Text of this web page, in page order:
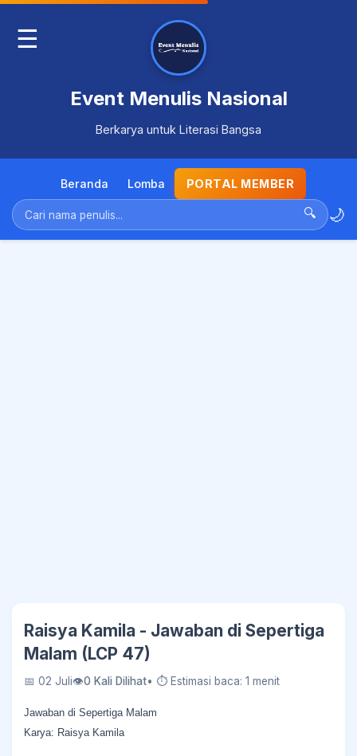
☰
Event Menulis Nasional
Berkarya untuk Literasi Bangsa
Beranda Lomba PORTAL MEMBER
🔍 🌙
Raisya Kamila - Jawaban di Sepertiga
Malam (LCP 47)
📅 02 Juli👁0 Kali Dilihat• ⏱ Estimasi baca: 1 menit
Jawaban di Sepertiga Malam
Karya: Raisya Kamila